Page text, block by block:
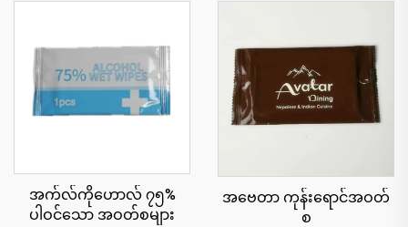
အက်လ်ကိုဟောလ် ၇၅%
ပါဝင်သော အဝတ်စများ
အဗေတာ ကုန်းရောင်အဝတ်
စ